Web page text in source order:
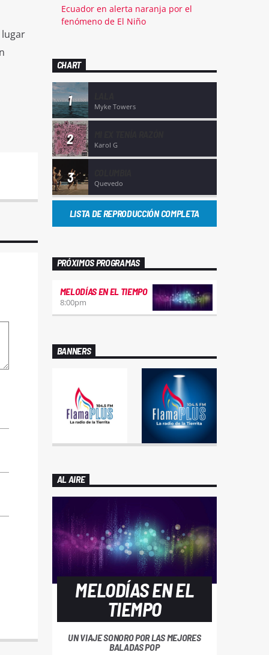
Ecuador en alerta naranja por el
fenómeno de El Niño
CHART
1 Myke Towers
2 Karol G
3 Quevedo
LISTA DE REPRODUCCIÓN COMPLETA
PRÓXIMOS PROGRAMAS
MELODÍAS EN EL TIEMPO
8:00pm
BANNERS
AL AIRE
MELODÍAS EN EL
TIEMPO
UN VIAJE SONORO POR LAS MEJORES
BALADAS POP